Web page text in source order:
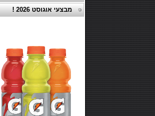
מבצעי אוגוסט 2026 !